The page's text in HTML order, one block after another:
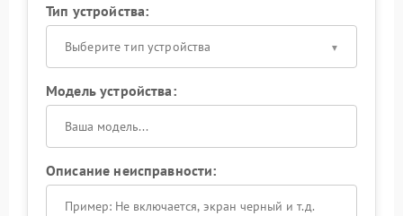
Тип устройства:
Выберите тип устройства
Модель устройства:
Описание неисправности: